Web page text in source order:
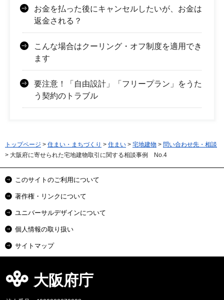
お金を払った後にキャンセルしたいが、お金は
返金される？
こんな場合はクーリング・オフ制度を適用でき
ます
要注意！「自由設計」「フリープラン」をうた
う契約のトラブル
トップページ > 住まい・まちづくり > 住まい > 宅地建物 > 問い合わせ先・相談
> 大阪府に寄せられた宅地建物取引に関する相談事例 No.4
このサイトのご利用について
著作権・リンクについて
ユニバーサルデザインについて
個人情報の取り扱い
サイトマップ
大阪府庁